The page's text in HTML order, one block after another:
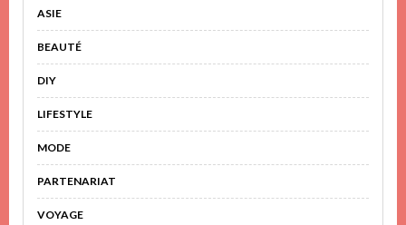
ASIE
BEAUTÉ
DIY
LIFESTYLE
MODE
PARTENARIAT
VOYAGE